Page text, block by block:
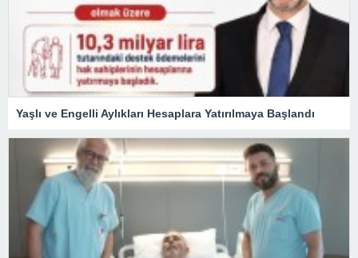
Yaşlı ve Engelli Aylıkları Hesaplara Yatırılmaya Başlandı